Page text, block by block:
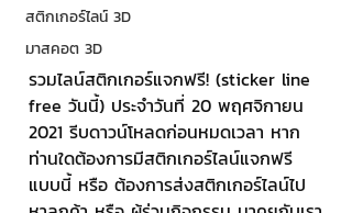
สติกเกอร์ไลน์ 3D
มาสคอต 3D
รวมไลน์สติกเกอร์แจกฟรี! (sticker line
free วันนี้) ประจำวันที่ 20 พฤศจิกายน
2021 รีบดาวน์โหลดก่อนหมดเวลา หาก
ท่านใดต้องการมีสติกเกอร์ไลน์แจกฟรี
แบบนี้ หรือ ต้องการส่งสติกเกอร์ไลน์ไป